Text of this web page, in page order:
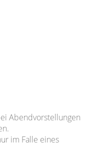
Abendvorstellungen
im Falle eines